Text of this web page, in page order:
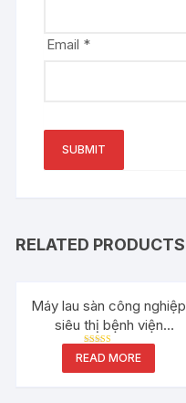
Email *
RELATED PRODUCTS
Máy lau sàn công nghiệp
siêu thị bệnh viện
HiClean S530B
Rated
5.00
READ MORE